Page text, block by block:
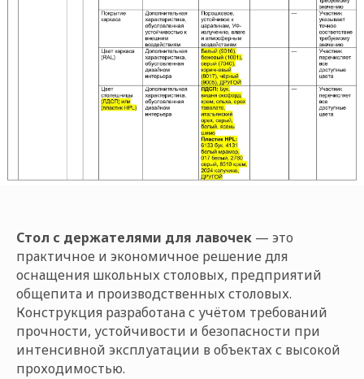
Стол с держателями для лавочек — это
практичное и экономичное решение для
оснащения школьных столовых, предприятий
общепита и производственных столовых.
Конструкция разработана с учётом требований
прочности, устойчивости и безопасности при
интенсивной эксплуатации в объектах с высокой
проходимостью.